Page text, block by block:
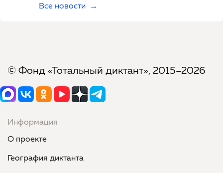
Все новости
© Фонд «Тотальный диктант», 2015–2026
Информация
О проекте
География диктанта